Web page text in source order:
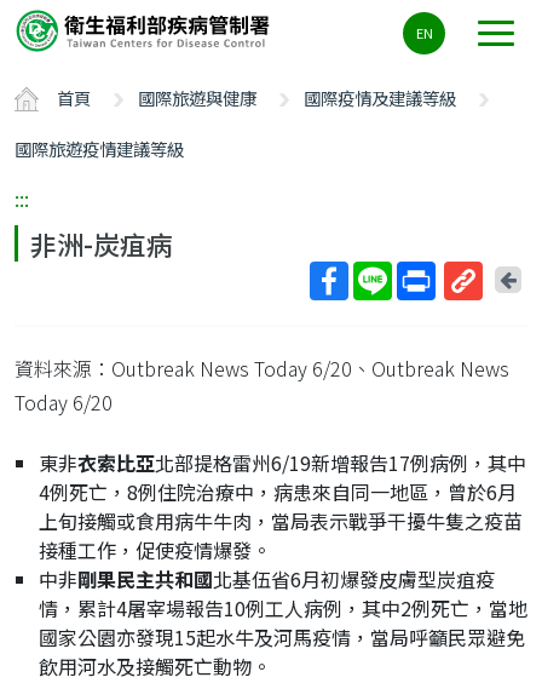
要
容
ALT+C
EN
首頁 國際旅遊與健康
國際疫情及建議等級
國際旅遊疫情建議等級
:::
非洲-炭疽病
短
回
資料來源：Outbreak News Today 6/20、Outbreak News
Today 6/20
東非衣索比亞北部提格雷州6/19新增報告17例病例，其中
4例死亡，8例住院治療中，病患來自同一地區，曾於6月
上旬接觸或食用病牛牛肉，當局表示戰爭干擾牛隻之疫苗
接種工作，促使疫情爆發。
中非剛果民主共和國北基伍省6月初爆發皮膚型炭疽疫
情，累計4屠宰場報告10例工人病例，其中2例死亡，當地
國家公園亦發現15起水牛及河馬疫情，當局呼籲民眾避免
飲用河水及接觸死亡動物。